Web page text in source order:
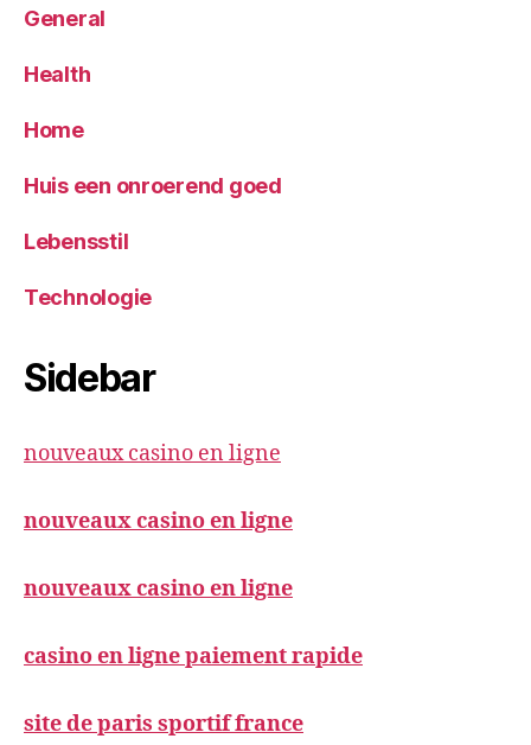
General
Health
Home
Huis een onroerend goed
Lebensstil
Technologie
Sidebar
nouveaux casino en ligne
nouveaux casino en ligne
nouveaux casino en ligne
casino en ligne paiement rapide
site de paris sportif france